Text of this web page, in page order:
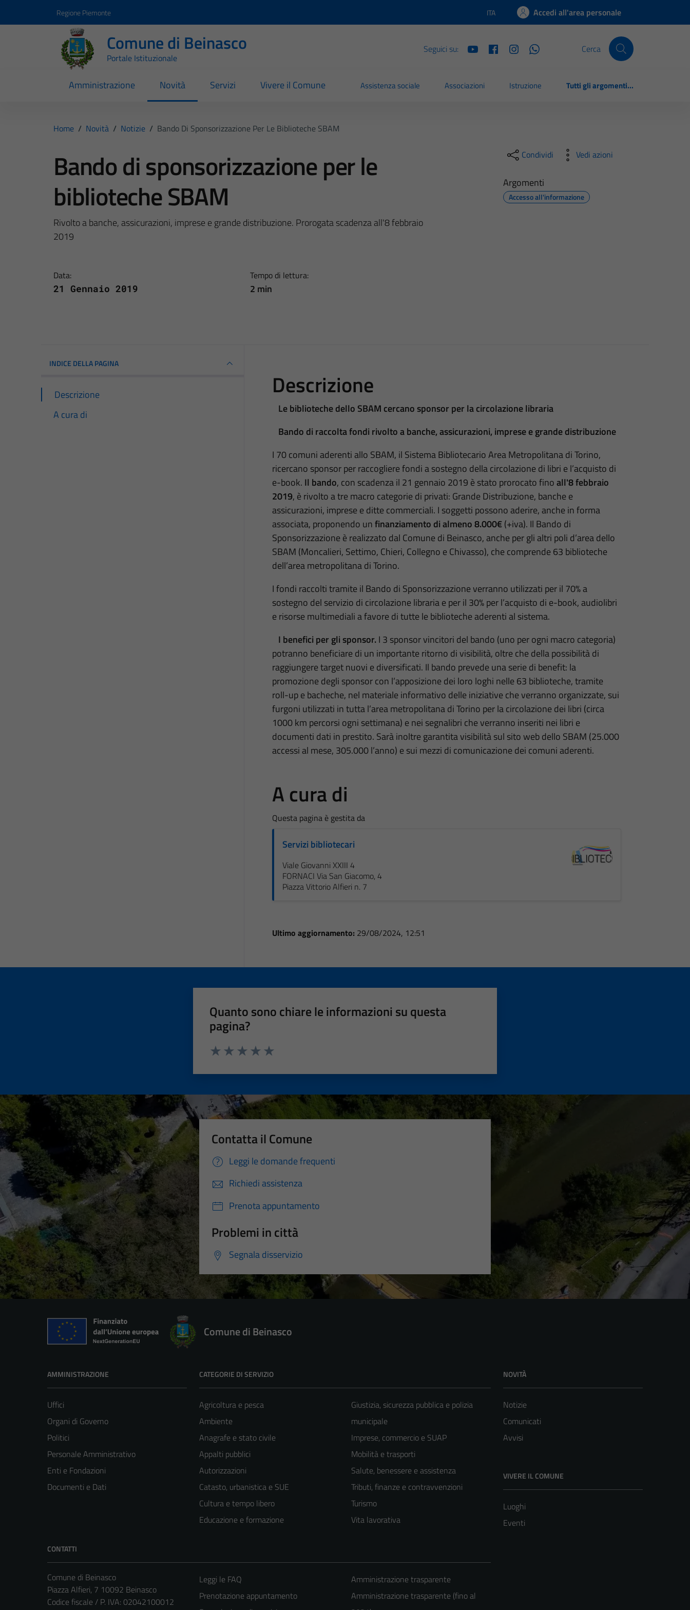
Regione Piemonte Lingua attiva:
ITA Accedi all'area personale
Comune di Beinasco
Portale Istituzionale
Seguici su: Cerca
Amministrazione Novità Servizi Vivere il Comune Assistenza sociale Associazioni Istruzione Tutti gli argomenti...
Home / Novità / Notizie / Bando Di Sponsorizzazione Per Le Biblioteche SBAM
Bando di sponsorizzazione per le
biblioteche SBAM
Rivolto a banche, assicurazioni, imprese e grande distribuzione. Prorogata scadenza all'8 febbraio
2019
Data:
21 Gennaio 2019
Tempo di lettura:
2 min
Condividi Vedi azioni
Argomenti
Accesso all'informazione
INDICE DELLA PAGINA
Descrizione
A cura di
Descrizione
Le biblioteche dello SBAM cercano sponsor per la circolazione libraria
Bando di raccolta fondi rivolto a banche, assicurazioni, imprese e grande distribuzione
I 70 comuni aderenti allo SBAM, il Sistema Bibliotecario Area Metropolitana di Torino,
ricercano sponsor per raccogliere fondi a sostegno della circolazione di libri e l’acquisto di
e-book. Il bando, con scadenza il 21 gennaio 2019 è stato prorocato finoall'8 febbraio
2019, è rivolto a tre macro categorie di privati: Grande Distribuzione, banche e
assicurazioni, imprese e ditte commerciali. I soggetti possono aderire, anche in forma
associata, proponendo unfinanziamento di almeno 8.000€(+iva). Il Bando di
Sponsorizzazione è realizzato dal Comune di Beinasco, anche per gli altri poli d’area dello
SBAM (Moncalieri, Settimo, Chieri, Collegno e Chivasso), che comprende 63 biblioteche
dell’area metropolitana di Torino.
I fondi raccolti tramite il Bando di Sponsorizzazione verranno utilizzati per il 70% a
sostegno del servizio di circolazione libraria e per il 30% per l’acquisto di e-book, audiolibri
e risorse multimediali a favore di tutte le biblioteche aderenti al sistema.
I benefici per gli sponsor. I 3 sponsor vincitori del bando (uno per ogni macro categoria)
potranno beneficiare di un importante ritorno di visibilità, oltre che della possibilità di
raggiungere target nuovi e diversificati. Il bando prevede una serie di benefit: la
promozione degli sponsor con l’apposizione dei loro loghi nelle 63 biblioteche, tramite
roll-up e bacheche, nel materiale informativo delle iniziative che verranno organizzate, sui
furgoni utilizzati in tutta l’area metropolitana di Torino per la circolazione dei libri (circa
1000 km percorsi ogni settimana) e nei segnalibri che verranno inseriti nei libri e
documenti dati in prestito. Sarà inoltre garantita visibilità sul sito web dello SBAM (25.000
accessi al mese, 305.000 l’anno) e sui mezzi di comunicazione dei comuni aderenti.
A cura di
Questa pagina è gestita da
Servizi bibliotecari
Viale Giovanni XXIII 4
FORNACI Via San Giacomo, 4
Piazza Vittorio Alfieri n. 7
Ultimo aggiornamento: 29/08/2024, 12:51
Quanto sono chiare le informazioni su questa
pagina?
Contatta il Comune
Leggi le domande frequenti
Richiedi assistenza
Prenota appuntamento
Problemi in città
Segnala disservizio
Comune di Beinasco
AMMINISTRAZIONE
Uffici
Organi di Governo
Politici
Personale Amministrativo
Enti e Fondazioni
Documenti e Dati
CATEGORIE DI SERVIZIO
Agricoltura e pesca
Ambiente
Anagrafe e stato civile
Appalti pubblici
Autorizzazioni
Catasto, urbanistica e SUE
Cultura e tempo libero
Educazione e formazione
Giustizia, sicurezza pubblica e polizia
municipale
Imprese, commercio e SUAP
Mobilità e trasporti
Salute, benessere e assistenza
Tributi, finanze e contravvenzioni
Turismo
Vita lavorativa
NOVITÀ
Notizie
Comunicati
Avvisi
VIVERE IL COMUNE
Luoghi
Eventi
CONTATTI
Comune di Beinasco
Piazza Alfieri, 7 10092 Beinasco
Codice fiscale / P. IVA: 02042100012
Leggi le FAQ
Prenotazione appuntamento
Amministrazione trasparente
Amministrazione trasparente (fino al